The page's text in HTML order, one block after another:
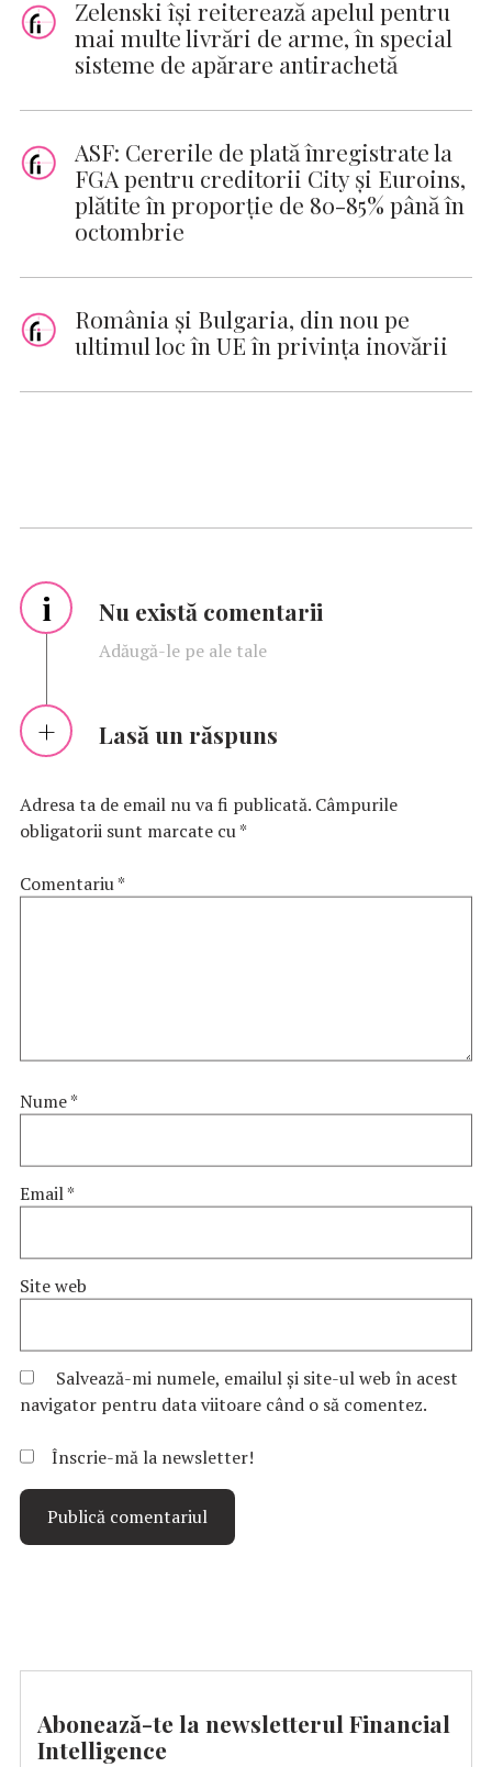
Zelenski îşi reiterează apelul pentru
mai multe livrări de arme, în special
sisteme de apărare antirachetă
ASF: Cererile de plată înregistrate la
FGA pentru creditorii City şi Euroins,
plătite în proporţie de 80-85% până în
octombrie
România şi Bulgaria, din nou pe
ultimul loc în UE în privinţa inovării
i Nu există comentarii
Adăugă-le pe ale tale
Lasă un răspuns
Adresa ta de email nu va fi publicată. Câmpurile
obligatorii sunt marcate cu*
Comentariu*
Nume*
Email*
Site web
Salvează-mi numele, emailul și site-ul web în acest
navigator pentru data viitoare când o să comentez.
Înscrie-mă la newsletter!
Abonează-te la newsletterul Financial
Intelligence